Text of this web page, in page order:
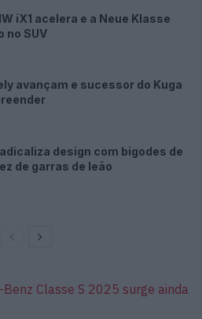
iX1 acelera e a Neue Klasse
no SUV
avançam e sucessor do Kuga
design com bigodes de
de garras de leão
Benz Classe S 2025 surge ainda